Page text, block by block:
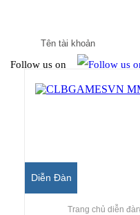
Follow us on
Diễn Đàn
Trang chủ diễn đàn